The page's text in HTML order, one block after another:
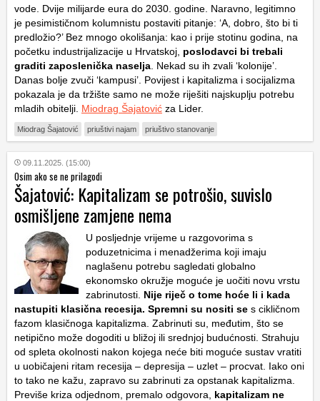
vode. Dvije milijarde eura do 2030. godine. Naravno, legitimno
je pesimističnom kolumnistu postaviti pitanje: ‘A, dobro, što bi ti
predložio?’ Bez mnogo okolišanja: kao i prije stotinu godina, na
početku industrijalizacije u Hrvatskoj, poslodavci bi trebali
graditi zaposlenička naselja . Nekad su ih zvali ‘kolonije’.
Danas bolje zvuči ‘kampusi’. Povijest i kapitalizma i socijalizma
pokazala je da tržište samo ne može riješiti najskuplju potrebu
mladih obitelji. Miodrag Šajatović za Lider.
Miodrag Šajatović priuštivi najam priuštivo stanovanje
09.11.2025. (15:00)
Osim ako se ne prilagodi
Šajatović: Kapitalizam se potrošio, suvislo
osmišljene zamjene nema
U posljednje vrijeme u razgovorima s
poduzetnicima i menadžerima koji imaju
naglašenu potrebu sagledati globalno
ekonomsko okružje moguće je uočiti novu vrstu
zabrinutosti. Nije riječ o tome hoće li i kada
nastupiti klasična recesija. Spremni su nositi se s cikličnom
fazom klasičnoga kapitalizma. Zabrinuti su, međutim, što se
netipično može dogoditi u bližoj ili srednjoj budućnosti. Strahuju
od spleta okolnosti nakon kojega neće biti moguće sustav vratiti
u uobičajeni ritam recesija – depresija – uzlet – procvat. Iako oni
to tako ne kažu, zapravo su zabrinuti za opstanak kapitalizma.
Previše kriza odjednom, premalo odgovora,
kapitalizam ne